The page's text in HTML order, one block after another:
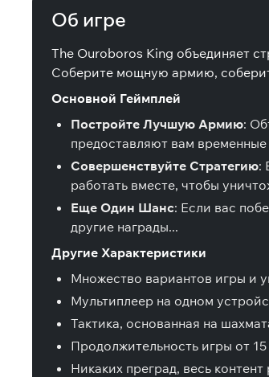
Об игре
The Ouroboros King объединяет
Соберите мощную армию,
Основной Геймплей
Постройте Лучшую Армию:
предоставляют вам
Совершенствуйте Стратегию:
работать вместе, чтобы
Еще Один Шанс: Если вас
другие награды...
Другие Характеристики
Множество вариантов игры и
Мультиплеер на одном
Тактика, основанная на
Продолжительность игры от
Никаких преград, весь